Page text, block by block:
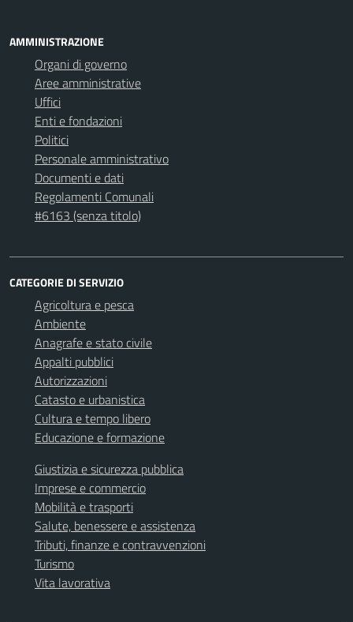
AMMINISTRAZIONE
Organi di governo
Aree amministrative
Uffici
Enti e fondazioni
Politici
Personale amministrativo
Documenti e dati
Regolamenti Comunali
#6163 (senza titolo)
CATEGORIE DI SERVIZIO
Agricoltura e pesca
Ambiente
Anagrafe e stato civile
Appalti pubblici
Autorizzazioni
Catasto e urbanistica
Cultura e tempo libero
Educazione e formazione
Giustizia e sicurezza pubblica
Imprese e commercio
Mobilità e trasporti
Salute, benessere e assistenza
Tributi, finanze e contravvenzioni
Turismo
Vita lavorativa